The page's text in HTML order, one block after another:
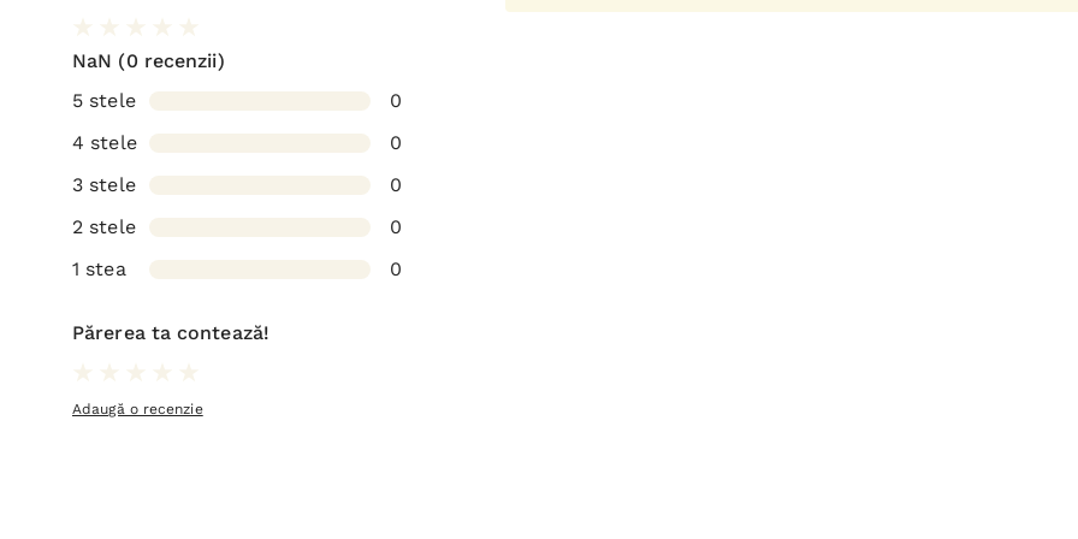
NaN (0 recenzii)
5 stele
0
4 stele
0
3 stele
0
2 stele
0
1 stea
0
Părerea ta contează!
Adaugă o recenzie